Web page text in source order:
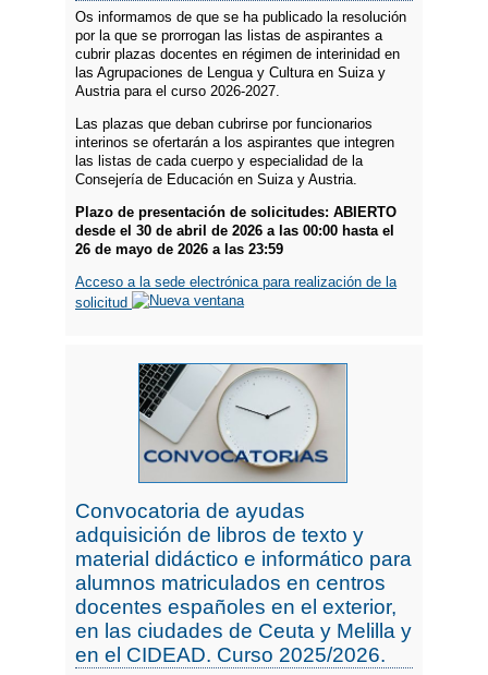
Os informamos de que se ha publicado la resolución
por la que se prorrogan las listas de aspirantes a
cubrir plazas docentes en régimen de interinidad en
las Agrupaciones de Lengua y Cultura en Suiza y
Austria para el curso 2026-2027.
Las plazas que deban cubrirse por funcionarios
interinos se ofertarán a los aspirantes que integren
las listas de cada cuerpo y especialidad de la
Consejería de Educación en Suiza y Austria.
Plazo de presentación de solicitudes: ABIERTO
desde el 30 de abril de 2026 a las 00:00 hasta el
26 de mayo de 2026 a las 23:59
Acceso a la sede electrónica para realización de la
solicitud
Convocatoria de ayudas
adquisición de libros de texto y
material didáctico e informático para
alumnos matriculados en centros
docentes españoles en el exterior,
en las ciudades de Ceuta y Melilla y
en el CIDEAD. Curso 2025/2026.